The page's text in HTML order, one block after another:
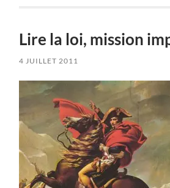
Lire la loi, mission
4 JUILLET 2011